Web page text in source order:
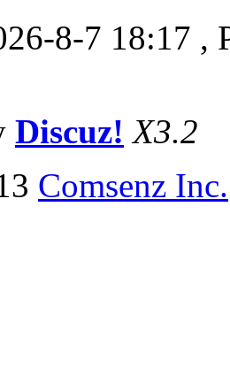
8-7 18:17 ,
Discuz! X3.2
Comsenz Inc.